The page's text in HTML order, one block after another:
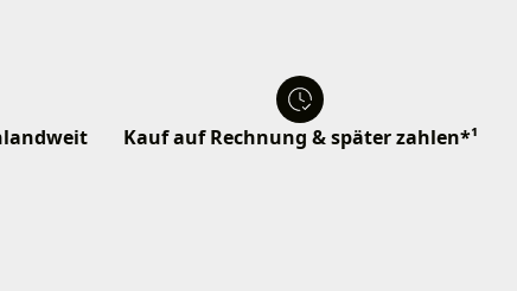
Kauf auf Rechnung & später zahlen*¹